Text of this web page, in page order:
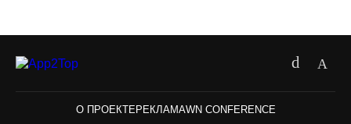
О ПРОЕКТЕ РЕКЛАМАWN CONFERENCE